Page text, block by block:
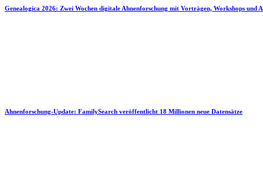
Genealogica 2026: Zwei Wochen digitale Ahnenforschung mit Vorträgen, Workshops und
Ahnenforschung-Update: FamilySearch veröffentlicht 18 Millionen neue Datensätze